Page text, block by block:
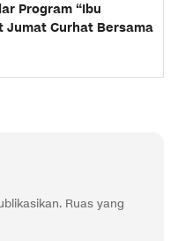
Program “Ibu
Jumat Curhat Bersama
Ruas yang